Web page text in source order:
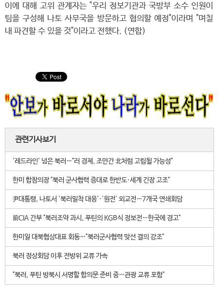
이에 대해 고위 관계자는 "우리 정보기관과 국방부 소수 인원이
팀을 구성해 나토 사무국을 방문하고 협의할 예정"이라며 "며칠
내 파견할 수 있을 것"이라고 전했다. (연합)
관련기사보기
'레드라인' 넘은 북러…"러 경제, 조만간 北처럼 고립될 가능성"
한미 합참의장 "북러 군사협력 증대로 한반도·세계 긴장 고조"
尹대통령, 나토서 '북러밀착 대응'·'원전' 외교전…7개국 연쇄회담
前CIA 간부 "북러조약 과시, 푸틴의 KGB식 정보전…한국에 경고"
한미일 대북협상대표 회동…"북러군사협력 맞선 결의 강조"
북러 정상회담 이후 전방위 교류 가속
"북러, 푸틴 방북시 서명할 합의문 준비 중…관광 교류 포함"